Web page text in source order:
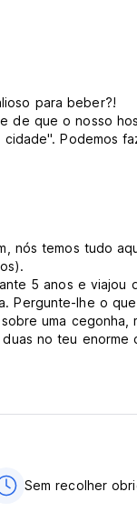
para beber?!
de que o nosso
Podemos
nós temos tudo
5 anos e
Pergunte-lhe o
uma cegonha,
no teu
estar a 5 minutos
voltar a coisas
Sem recolher